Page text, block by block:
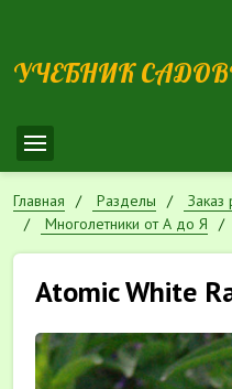
УЧЕБНИК
Главная Разделы Заказ
Многолетники от А до Я
Atomic White